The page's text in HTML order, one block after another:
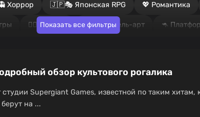
Хоррор 🇯🇵🎭 Японская RPG 💖 Романтика
🏴‍☠️ Пираты 🟦🟥 Пиксель-арт 🦘
Показать все фильтры
обзор культового рогалика
Supergiant Games, известной по таким
на ...